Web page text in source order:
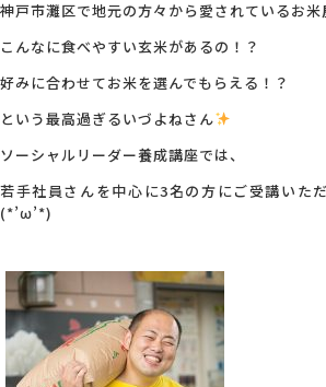
神戸市灘区で地元の方々から愛されているお米
こんなに食べやすい玄米があるの！？
好みに合わせてお米を選んでもらえる！？
という最高過ぎるいづよねさん
ソーシャルリーダー養成講座では、
若手社員さんを中心に3名の方にご受講いた
(*’ω’*)